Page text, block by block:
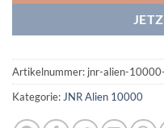
Artikelnummer: jnr-alien-
Kategorie: JNR Alien 10000